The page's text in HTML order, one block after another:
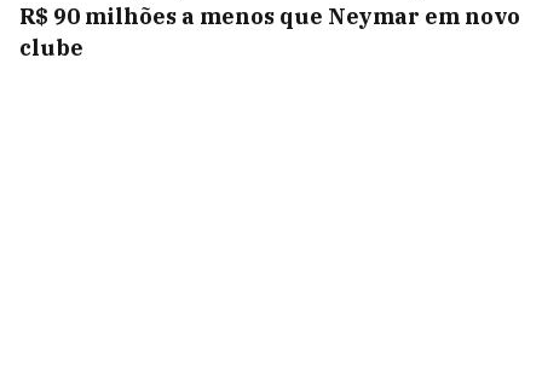
R$ 90 milhões a menos que Neymar em novo
clube